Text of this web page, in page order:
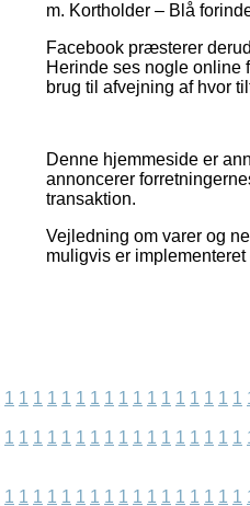
m. Kortholder – Blå
Facebook præsterer
Herinde ses nogle online
brug til afvejning af hvor
Denne hjemmeside er
annoncerer
transaktion.
Vejledning om varer og
muligvis er
1 1 1 1 1 1 1 1 1 1 1 1 1 1 1 1 1
1 1 1 1 1 1 1 1 1 1 1 1 1 1 1 1 1
1 1 1 1 1 1 1 1 1 1 1 1 1 1 1 1 1